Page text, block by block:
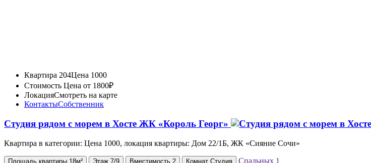
Квартира 204Цена 1000
Стоимость Цена от 1800₽
ЛокацияСмотреть на карте
КонтактыСобственник
Студия рядом с морем в Хосте ЖК «Король Георг»
Квартира в категории: Цена 1000, локация квартиры: Дом 22/1Б, ЖК «Сияние Сочи»
Площадь квартиры 18м² Этаж 7/9 Вместимость 2 Комнат Студия Спальных 1